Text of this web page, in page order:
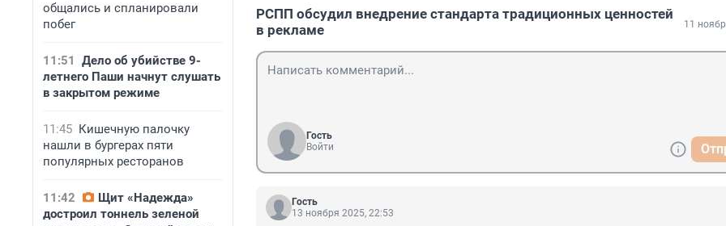
общались и спланировали
побег
11:51
Дело об убийстве 9-
летнего Паши начнут слушать
в закрытом режиме
11:45 Кишечную палочку
нашли в бургерах пяти
популярных ресторанов
11:42
Щит «Надежда»
достроил тоннель зеленой
РСПП обсудил внедрение стандарта традиционных ценностей
в рекламе
11
Гость
Войти
Гость
13 ноября 2025, 22:53